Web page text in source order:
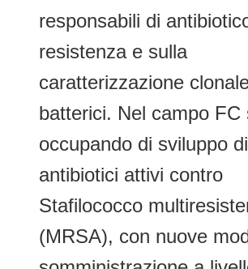
responsabili di
resistenza e sulla
caratterizzazione
batterici. Nel campo FC
occupando di sviluppo
antibiotici attivi contro
Stafilococco
(MRSA), con nuove